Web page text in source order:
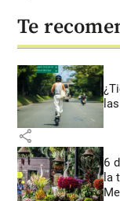
Te
share
6
la